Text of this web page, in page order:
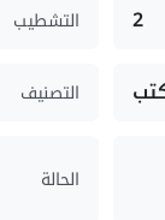
2 التشطيب
التصنيف
الحالة